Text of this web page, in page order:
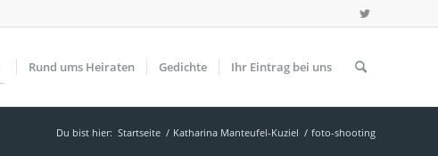
Rund ums Heiraten Gedichte Ihr Eintrag bei uns
Du bist hier: Startseite / Katharina Manteufel-Kuziel / foto-shooting